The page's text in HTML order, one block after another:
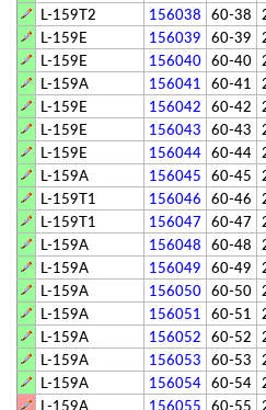
L-159T2
156038 60-38
L-159E
156039 60-39
L-159E
156040 60-40
L-159A
156041 60-41
L-159E
156042 60-42
L-159E
156043 60-43
L-159E
156044 60-44
L-159A
156045 60-45
L-159T1
156046 60-46
L-159T1
156047 60-47
L-159A
156048 60-48
L-159A
156049 60-49
L-159A
156050 60-50
L-159A
156051 60-51
L-159A
156052 60-52
L-159A
156053 60-53
L-159A
156054 60-54
L-159A
156055 60-55